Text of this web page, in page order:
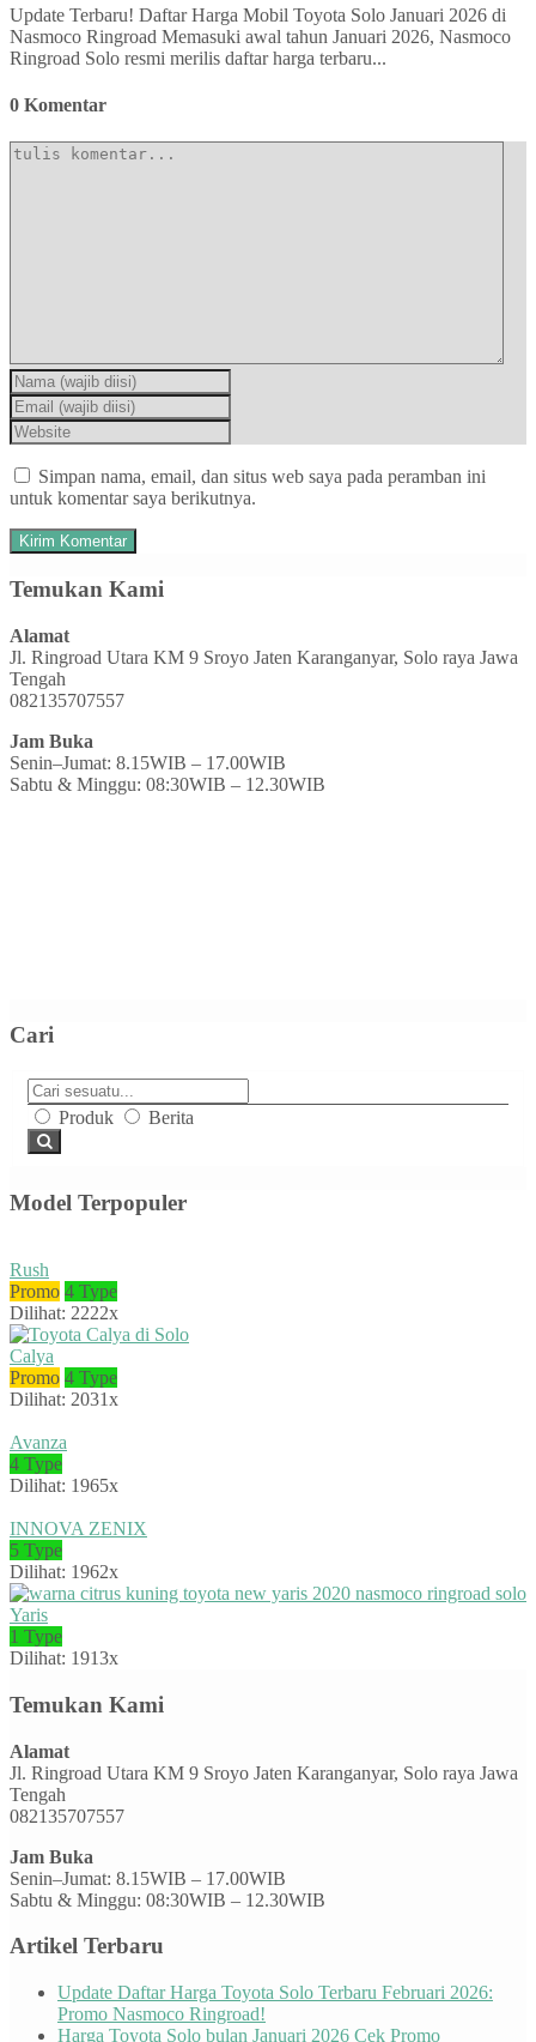
Update Terbaru! Daftar Harga Mobil Toyota Solo Januari 2026 di
Nasmoco Ringroad Memasuki awal tahun Januari 2026, Nasmoco
Ringroad Solo resmi merilis daftar harga terbaru...
0 Komentar
Simpan nama, email, dan situs web saya pada peramban ini
untuk komentar saya berikutnya.
Temukan Kami
Alamat
Jl. Ringroad Utara KM 9 Sroyo Jaten Karanganyar, Solo raya Jawa
Tengah
082135707557
Jam Buka
Senin–Jumat: 8.15WIB – 17.00WIB
Sabtu & Minggu: 08:30WIB – 12.30WIB
Cari
Produk Berita
Model Terpopuler
Rush
Promo 4 Type
Dilihat: 2222x
Calya
Promo 4 Type
Dilihat: 2031x
Avanza
4 Type
Dilihat: 1965x
INNOVA ZENIX
5 Type
Dilihat: 1962x
Yaris
1 Type
Dilihat: 1913x
Temukan Kami
Alamat
Jl. Ringroad Utara KM 9 Sroyo Jaten Karanganyar, Solo raya Jawa
Tengah
082135707557
Jam Buka
Senin–Jumat: 8.15WIB – 17.00WIB
Sabtu & Minggu: 08:30WIB – 12.30WIB
Artikel Terbaru
Update Daftar Harga Toyota Solo Terbaru Februari 2026:
Promo Nasmoco Ringroad!
Harga Toyota Solo bulan Januari 2026 Cek Promo